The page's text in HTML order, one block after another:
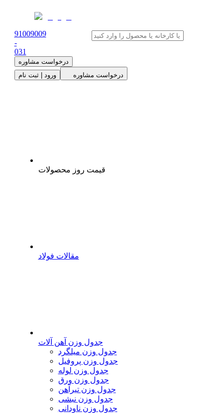
91009009
-
031
درخواست مشاوره
ورود | ثبت نام
درخواست مشاوره
قیمت روز محصولات
مقالات فولاد
جدول وزن آهن آلات
جدول وزن میلگرد
جدول وزن پروفیل
جدول وزن لوله
جدول وزن ورق
جدول وزن تیرآهن
جدول وزن نبشی
جدول وزن ناودانی